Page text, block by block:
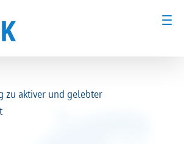
zu aktiver und gelebter